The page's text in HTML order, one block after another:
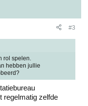
#3
rol spelen.
hebben jullie
regelmatig zelfde